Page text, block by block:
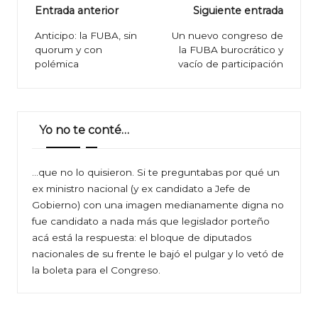
Navegación
de
entradas
Entrada anterior
Anticipo: la FUBA, sin
quorum y con
polémica
Siguiente entrada
Un nuevo congreso de
la FUBA burocrático y
vacío de participación
Yo no te conté…
…que no lo quisieron. Si te preguntabas por qué un
ex ministro nacional (y ex candidato a Jefe de
Gobierno) con una imagen medianamente digna no
fue candidato a nada más que legislador porteño
acá está la respuesta: el bloque de diputados
nacionales de su frente le bajó el pulgar y lo vetó de
la boleta para el Congreso.